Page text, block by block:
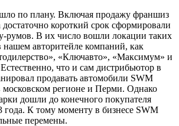
по плану. Включая продажу франшиз
достаточно короткий срок сформировали
румов. В их число вошли локации таких
нашем авторитейле компаний, как
«Ключавто», «Максимум» и
что и сам дистрибьютор в
продавать автомобили SWM
московском регионе и Перми. Однако
дошли до конечного покупателя
года. К тому моменту в бизнесе SWM
перемены.